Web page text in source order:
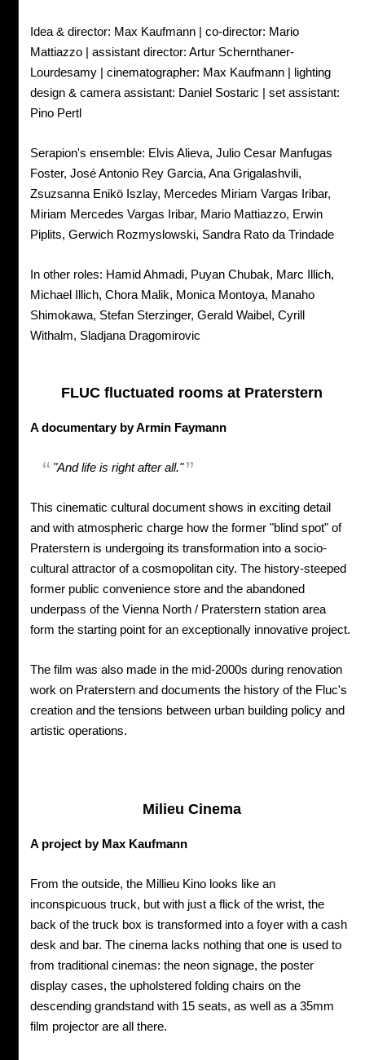
Idea & director: Max Kaufmann | co-director: Mario
Mattiazzo | assistant director: Artur Schernthaner-
Lourdesamy | cinematographer: Max Kaufmann | lighting
design & camera assistant: Daniel Sostaric | set assistant:
Pino Pertl
Serapion's ensemble: Elvis Alieva, Julio Cesar Manfugas
Foster, José Antonio Rey Garcia, Ana Grigalashvili,
Zsuzsanna Enikö Iszlay, Mercedes Miriam Vargas Iribar,
Miriam Mercedes Vargas Iribar, Mario Mattiazzo, Erwin
Piplits, Gerwich Rozmyslowski, Sandra Rato da Trindade
In other roles: Hamid Ahmadi, Puyan Chubak, Marc Illich,
Michael Illich, Chora Malik, Monica Montoya, Manaho
Shimokawa, Stefan Sterzinger, Gerald Waibel, Cyrill
Withalm, Sladjana Dragomirovic
FLUC fluctuated rooms at Praterstern
A documentary by Armin Faymann
"And life is right after all."
This cinematic cultural document shows in exciting detail
and with atmospheric charge how the former "blind spot" of
Praterstern is undergoing its transformation into a socio-
cultural attractor of a cosmopolitan city. The history-steeped
former public convenience store and the abandoned
underpass of the Vienna North / Praterstern station area
form the starting point for an exceptionally innovative project.
The film was also made in the mid-2000s during renovation
work on Praterstern and documents the history of the Fluc's
creation and the tensions between urban building policy and
artistic operations.
Milieu Cinema
A project by Max Kaufmann
From the outside, the Millieu Kino looks like an
inconspicuous truck, but with just a flick of the wrist, the
back of the truck box is transformed into a foyer with a cash
desk and bar. The cinema lacks nothing that one is used to
from traditional cinemas: the neon signage, the poster
display cases, the upholstered folding chairs on the
descending grandstand with 15 seats, as well as a 35mm
film projector are all there.